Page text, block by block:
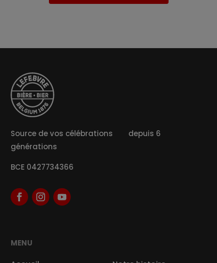
Source de vos célébrations depuis 6
générations
BCE 0427734366
MENU